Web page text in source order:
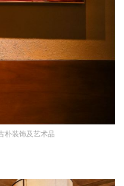
朴装饰及艺术品